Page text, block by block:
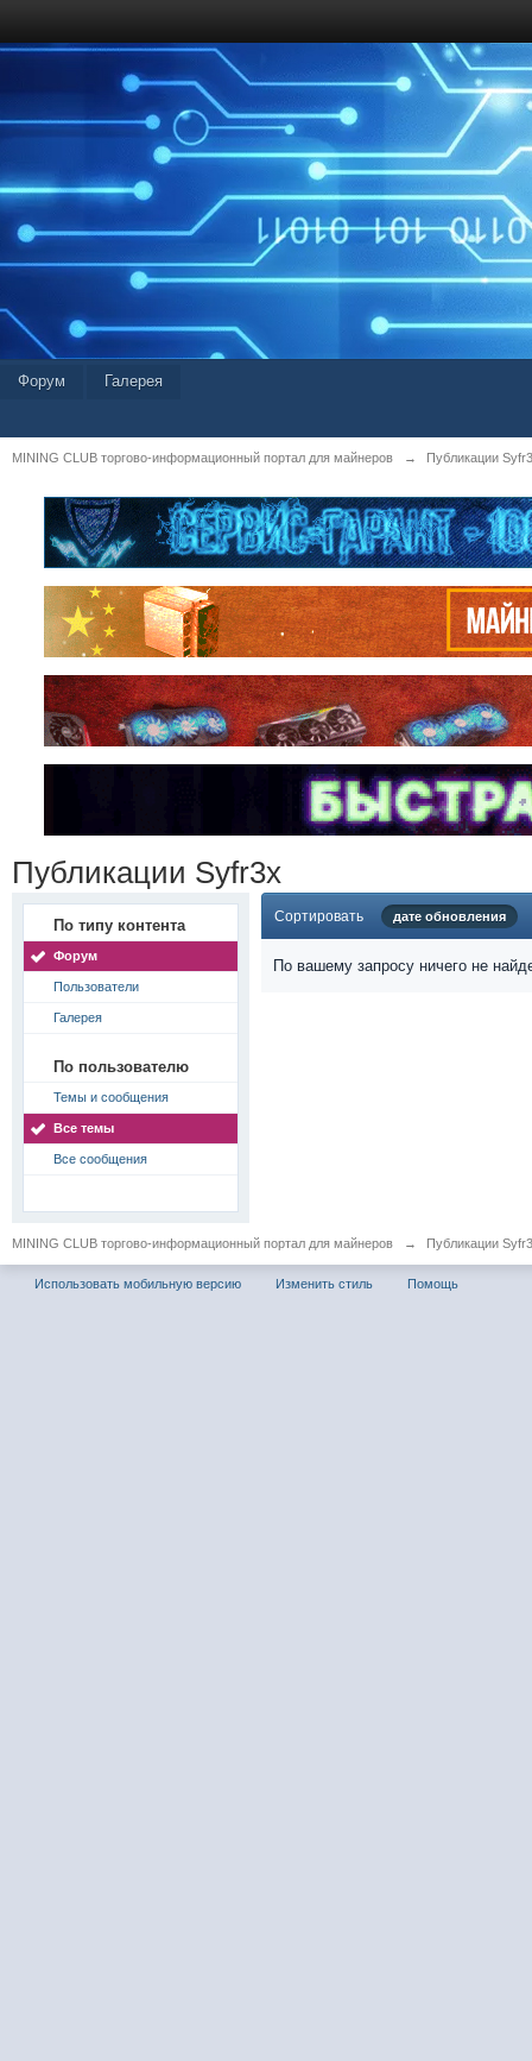
Форум Галерея
MINING CLUB торгово-информационный портал для майнеров → Публикации
Публикации Syfr3x
По типу контента
Форум
Пользователи
Галерея
По пользователю
Темы и сообщения
Все темы
Все сообщения
Сортировать дате обновления
По вашему запросу ничего не
MINING CLUB торгово-информационный портал для майнеров → Публикации
Использовать мобильную версию Изменить стиль Помощь